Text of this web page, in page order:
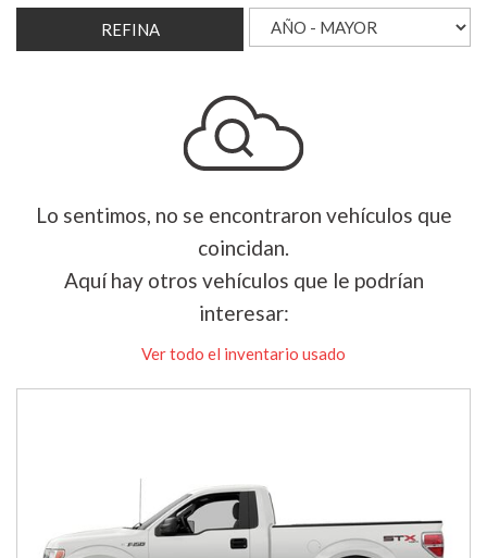
REFINA
Lo sentimos, no se encontraron vehículos que
coincidan.
Aquí hay otros vehículos que le podrían
interesar:
Ver todo el inventario usado